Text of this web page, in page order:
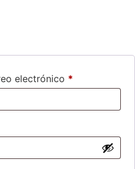
electrónico *